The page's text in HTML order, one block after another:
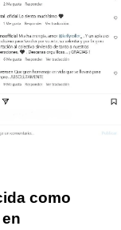
como